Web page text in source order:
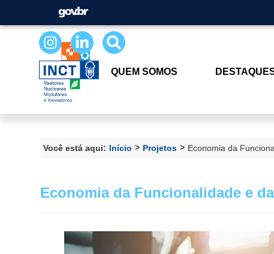
QUEM SOMOS
Você está aqui: Início > Projetos > Economia da
Economia da Funcionalidade e